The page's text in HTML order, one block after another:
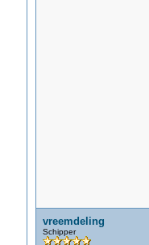
vreemdeling
Schipper